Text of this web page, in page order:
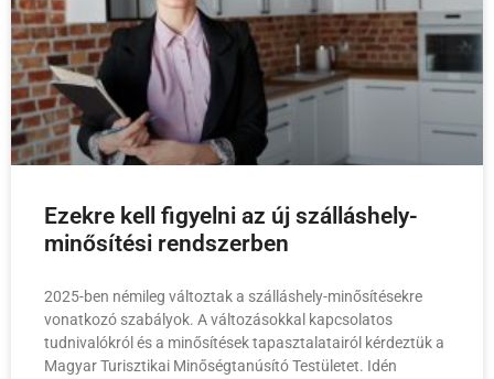
Ezekre kell figyelni az új szálláshely-
minősítési rendszerben
2025-ben némileg változtak a szálláshely-minősítésekre
vonatkozó szabályok. A változásokkal kapcsolatos
tudnivalókról és a minősítések tapasztalatairól kérdeztük a
Magyar Turisztikai Minőségtanúsító Testületet. Idén